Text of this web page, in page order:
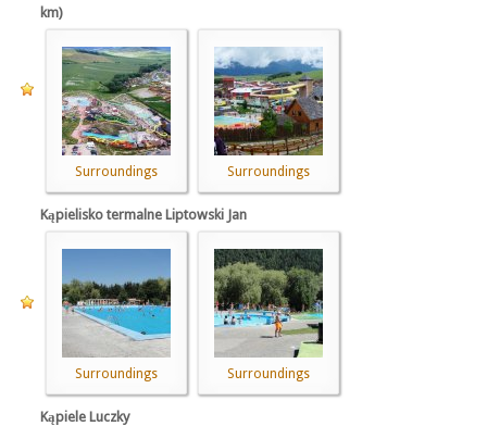
km)
Surroundings Surroundings
Kąpielisko termalne Liptowski Jan
Surroundings Surroundings
Kąpiele Luczky